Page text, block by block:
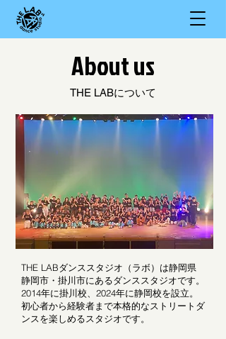
About us
THE LABについて
THE LABダンススタジオ（ラボ）は静岡県
静岡市・掛川市にあるダンススタジオです。
2014年に掛川校、 2024年に静岡校を設立。
初心者から経験者まで本格的なストリートダ
ンスを楽しめるスタジオです。